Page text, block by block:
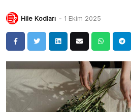
Hile Kodları - 1 Ekim 2025